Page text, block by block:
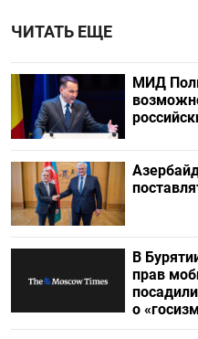
ЧИТАТЬ ЕЩЕ
МИД
В
прав
о